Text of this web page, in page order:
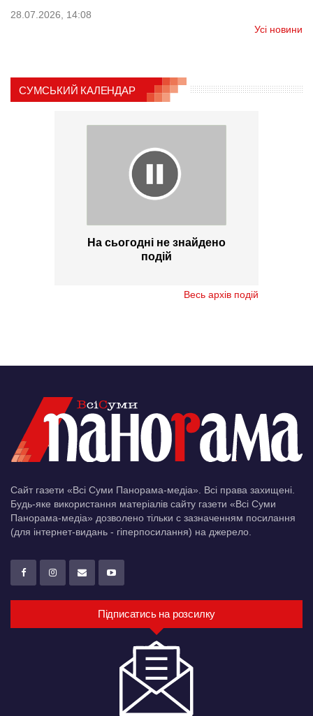
28.07.2026, 14:08
Усі новини
СУМСЬКИЙ КАЛЕНДАР
На сьогодні не знайдено
подій
Весь архів подій
Сайт газети «Всі Суми Панорама-медіа». Всі права захищені.
Будь-яке використання матеріалів сайту газети «Всі Суми
Панорама-медіа» дозволено тільки c зазначенням посилання
(для інтернет-видань - гіперпосилання) на джерело.
Підписатись на розсилку